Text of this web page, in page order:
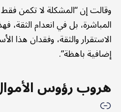
وقالت إن “المشكلة لا تكمن فقط
المباشرة، بل في انعدام الثقة،
الاستقرار والثقة، وفقدان هذا
إضافية باهظة”.
هروب رؤوس